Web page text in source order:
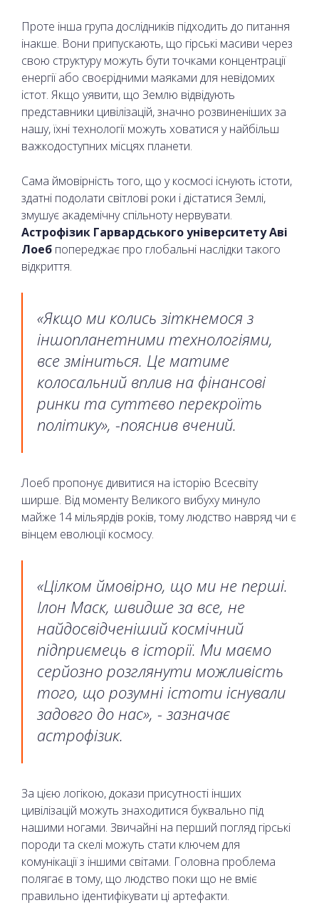
Проте інша група дослідників підходить до питання
інакше. Вони припускають, що гірські масиви через
свою структуру можуть бути точками концентрації
енергії або своєрідними маяками для невідомих
істот. Якщо уявити, що Землю відвідують
представники цивілізацій, значно розвиненіших за
нашу, їхні технології можуть ховатися у найбільш
важкодоступних місцях планети.
Сама ймовірність того, що у космосі існують істоти,
здатні подолати світлові роки і дістатися Землі,
змушує академічну спільноту нервувати.
Астрофізик Гарвардського університету Аві
Лоеб попереджає про глобальні наслідки такого
відкриття.
«Якщо ми колись зіткнемося з
іншопланетними технологіями,
все зміниться. Це матиме
колосальний вплив на фінансові
ринки та суттєво перекроїть
політику», -пояснив вчений.
Лоеб пропонує дивитися на історію Всесвіту
ширше. Від моменту Великого вибуху минуло
майже 14 мільярдів років, тому людство навряд чи є
вінцем еволюції космосу.
«Цілком ймовірно, що ми не перші.
Ілон Маск, швидше за все, не
найдосвідченіший космічний
підприємець в історії. Ми маємо
серйозно розглянути можливість
того, що розумні істоти існували
задовго до нас», - зазначає
астрофізик.
За цією логікою, докази присутності інших
цивілізацій можуть знаходитися буквально під
нашими ногами. Звичайні на перший погляд гірські
породи та скелі можуть стати ключем для
комунікації з іншими світами. Головна проблема
полягає в тому, що людство поки що не вміє
правильно ідентифікувати ці артефакти.